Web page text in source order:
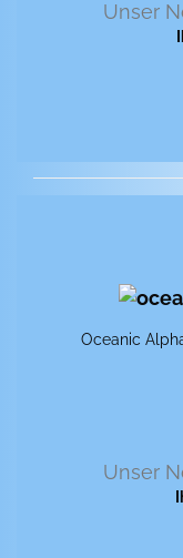
Unser
Ocea­nic
Unser